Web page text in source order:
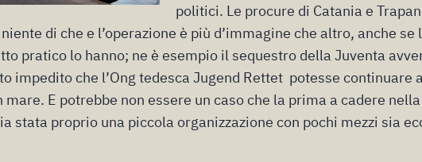
politici. Le procure di Catania e
di che e l’operazione è più d’immagine che altro, anche
pratico lo hanno; ne è esempio il sequestro della Juventa
impedito che l’Ong tedesca Jugend Rettet potesse continuare
mare. E potrebbe non essere un caso che la prima a cadere
stata proprio una piccola organizzazione con pochi mezzi sia